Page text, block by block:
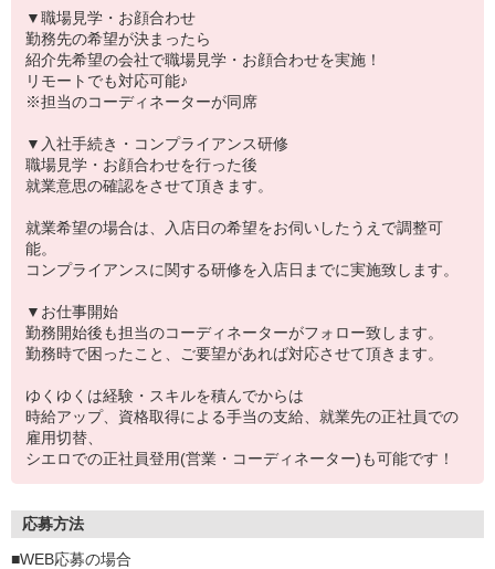
▼職場見学・お顔合わせ
勤務先の希望が決まったら
紹介先希望の会社で職場見学・お顔合わせを実施！
リモートでも対応可能♪
※担当のコーディネーターが同席
▼入社手続き・コンプライアンス研修
職場見学・お顔合わせを行った後
就業意思の確認をさせて頂きます。
就業希望の場合は、入店日の希望をお伺いしたうえで調整可
能。
コンプライアンスに関する研修を入店日までに実施致します。
▼お仕事開始
勤務開始後も担当のコーディネーターがフォロー致します。
勤務時で困ったこと、ご要望があれば対応させて頂きます。
ゆくゆくは経験・スキルを積んでからは
時給アップ、資格取得による手当の支給、就業先の正社員での
雇用切替、
シエロでの正社員登用(営業・コーディネーター)も可能です！
応募方法
■WEB応募の場合